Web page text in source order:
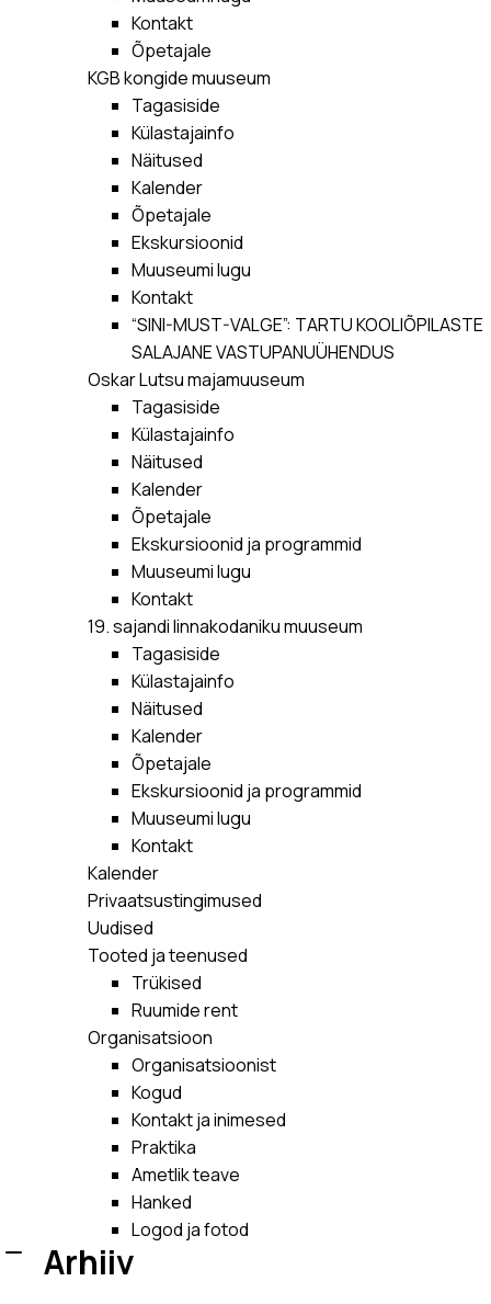
Kontakt
Õpetajale
KGB kongide muuseum
Tagasiside
Külastajainfo
Näitused
Kalender
Õpetajale
Ekskursioonid
Muuseumi lugu
Kontakt
“SINI-MUST-VALGE”: TARTU KOOLIÕPILASTE
SALAJANE VASTUPANUÜHENDUS
Oskar Lutsu majamuuseum
Tagasiside
Külastajainfo
Näitused
Kalender
Õpetajale
Ekskursioonid ja programmid
Muuseumi lugu
Kontakt
19. sajandi linnakodaniku muuseum
Tagasiside
Külastajainfo
Näitused
Kalender
Õpetajale
Ekskursioonid ja programmid
Muuseumi lugu
Kontakt
Kalender
Privaatsustingimused
Uudised
Tooted ja teenused
Trükised
Ruumide rent
Organisatsioon
Organisatsioonist
Kogud
Kontakt ja inimesed
Praktika
Ametlik teave
Hanked
Logod ja fotod
Arhiiv